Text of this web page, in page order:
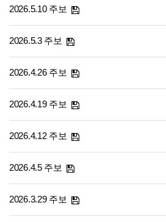
2026.5.10 주보
2026.5.3 주보
2026.4.26 주보
2026.4.19 주보
2026.4.12 주보
2026.4.5 주보
2026.3.29 주보